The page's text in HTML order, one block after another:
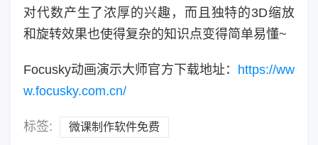
对代数产生了浓厚的兴趣，而且独特的3D缩放
和旋转效果也使得复杂的知识点变得简单易懂~
Focusky动画演示大师官方下载地址： https://ww
w.focusky.com.cn/
标签: 微课制作软件免费